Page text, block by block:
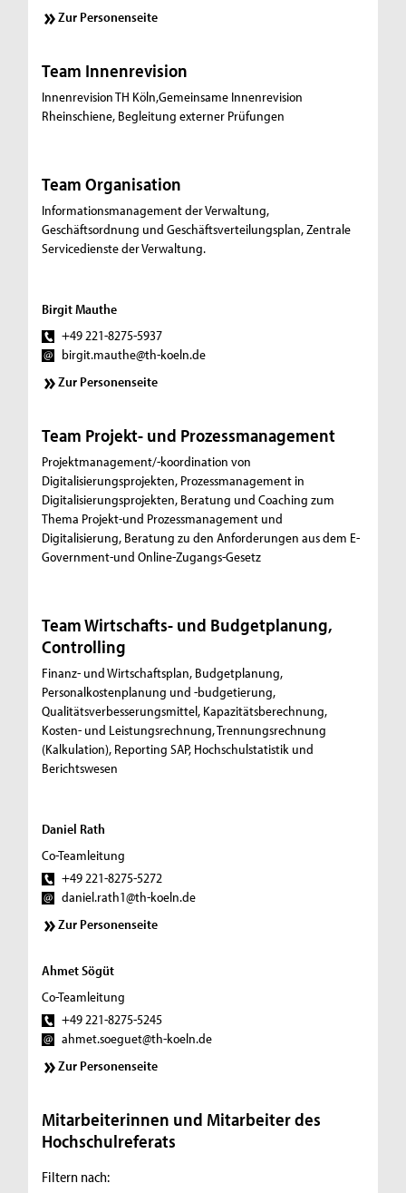
Zur Personenseite
Team Innenrevision
Innenrevision TH Köln,Gemeinsame Innenrevision
Rheinschiene, Begleitung externer Prüfungen
Team Organisation
Informationsmanagement der Verwaltung,
Geschäftsordnung und Geschäftsverteilungsplan, Zentrale
Servicedienste der Verwaltung.
Birgit Mauthe
+49 221-8275-5937
birgit.mauthe@th-koeln.de
Zur Personenseite
Team Projekt- und Prozessmanagement
Projektmanagement/-koordination von
Digitalisierungsprojekten, Prozessmanagement in
Digitalisierungsprojekten, Beratung und Coaching zum
Thema Projekt-und Prozessmanagement und
Digitalisierung, Beratung zu den Anforderungen aus dem E-
Government-und Online-Zugangs-Gesetz
Team Wirtschafts- und Budgetplanung,
Controlling
Finanz- und Wirtschaftsplan, Budgetplanung,
Personalkostenplanung und -budgetierung,
Qualitätsverbesserungsmittel, Kapazitätsberechnung,
Kosten- und Leistungsrechnung, Trennungsrechnung
(Kalkulation), Reporting SAP, Hochschulstatistik und
Berichtswesen
Daniel Rath
Co-Teamleitung
+49 221-8275-5272
daniel.rath1@th-koeln.de
Zur Personenseite
Ahmet Sögüt
Co-Teamleitung
+49 221-8275-5245
ahmet.soeguet@th-koeln.de
Zur Personenseite
Mitarbeiterinnen und Mitarbeiter des
Hochschulreferats
Filtern nach: